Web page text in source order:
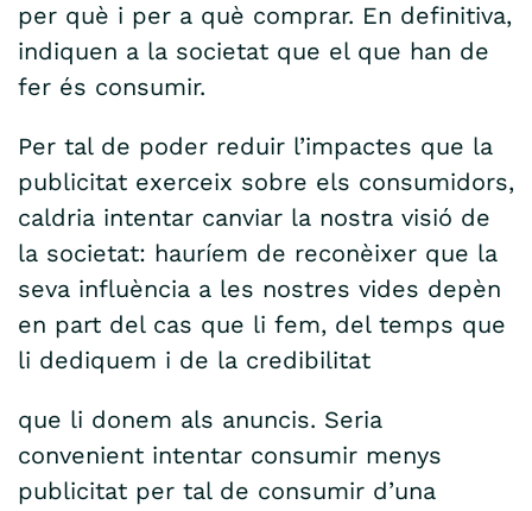
per què i per a què comprar. En definitiva,
indiquen a la societat que el que han de
fer és consumir.
Per tal de poder reduir l’impactes que la
publicitat exerceix sobre els consumidors,
caldria intentar canviar la nostra visió de
la societat: hauríem de reconèixer que la
seva influència a les nostres vides depèn
en part del cas que li fem, del temps que
li dediquem i de la credibilitat
que li donem als anuncis. Seria
convenient intentar consumir menys
publicitat per tal de consumir d’una